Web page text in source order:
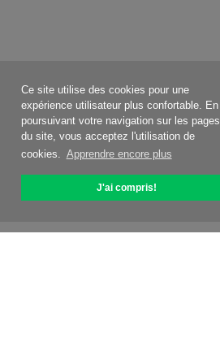
Ce site utilise des cookies pour une
expérience utilisateur plus confortable. En
poursuivant votre navigation sur les pages
du site, vous acceptez l'utilisation de
cookies. Apprendre encore plus
J'ai compris!